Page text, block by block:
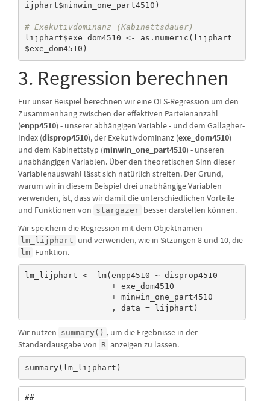
ijphart$minwin_one_part4510)
# Exekutivdominanz (Kabinettsdauer)
lijphart$exe_dom4510 <- as.numeric(lijphart
$exe_dom4510)
3. Regression berechnen
Für unser Beispiel berechnen wir eine OLS-Regression um den
Zusammenhang zwischen der effektiven Parteienanzahl
(enpp4510) - unserer abhängigen Variable - und dem Gallagher-
Index (disprop4510), der Exekutivdominanz (exe_dom4510)
und dem Kabinettstyp (minwin_one_part4510) - unseren
unabhängigen Variablen. Über den theoretischen Sinn dieser
Variablenauswahl lässt sich natürlich streiten. Der Grund,
warum wir in diesem Beispiel drei unabhängige Variablen
verwenden, ist, dass wir damit die unterschiedlichen Vorteile
und Funktionen von stargazer besser darstellen können.
Wir speichern die Regression mit dem Objektnamen
lm_lijphart und verwenden, wie in Sitzungen 8 und 10, die
lm -Funktion.
lm_lijphart <- lm(enpp4510 ~ disprop4510
                  , data = lijphart)
Wir nutzen summary() , um die Ergebnisse in der
Standardausgabe von R anzeigen zu lassen.
summary(lm_lijphart)
##